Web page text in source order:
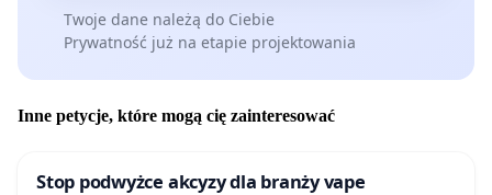
Twoje dane należą do Ciebie
Prywatność już na etapie projektowania
Inne petycje, które mogą cię zainteresować
Stop podwyżce akcyzy dla branży vape